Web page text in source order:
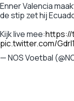
Enner Valencia
de stip zet hij
Kijk live mee:https://
pic.twitter.com/
— NOS Voetbal